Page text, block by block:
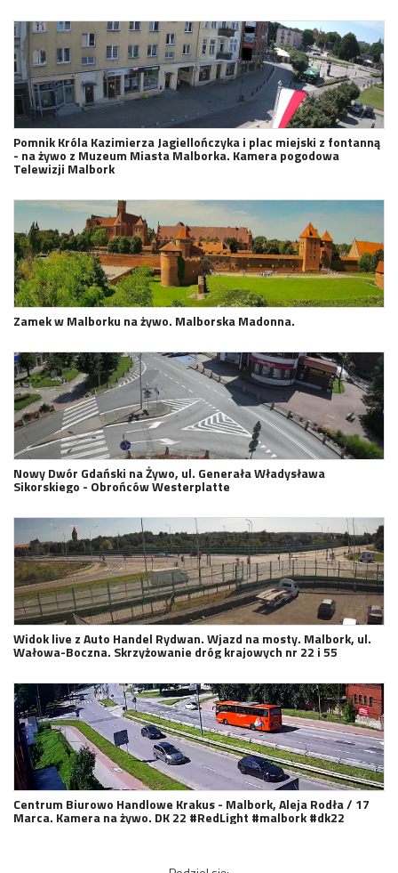
Pomnik Króla Kazimierza Jagiellończyka i plac miejski z fontanną
- na żywo z Muzeum Miasta Malborka. Kamera pogodowa
Telewizji Malbork
Zamek w Malborku na żywo. Malborska Madonna.
Nowy Dwór Gdański na Żywo, ul. Generała Władysława
Sikorskiego - Obrońców Westerplatte
Widok live z Auto Handel Rydwan. Wjazd na mosty. Malbork, ul.
Wałowa-Boczna. Skrzyżowanie dróg krajowych nr 22 i 55
Centrum Biurowo Handlowe Krakus - Malbork, Aleja Rodła / 17
Marca. Kamera na żywo. DK 22 #RedLight #malbork #dk22